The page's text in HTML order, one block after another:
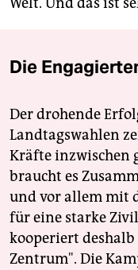
Die
Der drohende
Landtagswahlen
Kräfte inzwischen
braucht es
und vor allem mit
für eine starke
kooperiert
Zentrum". Die